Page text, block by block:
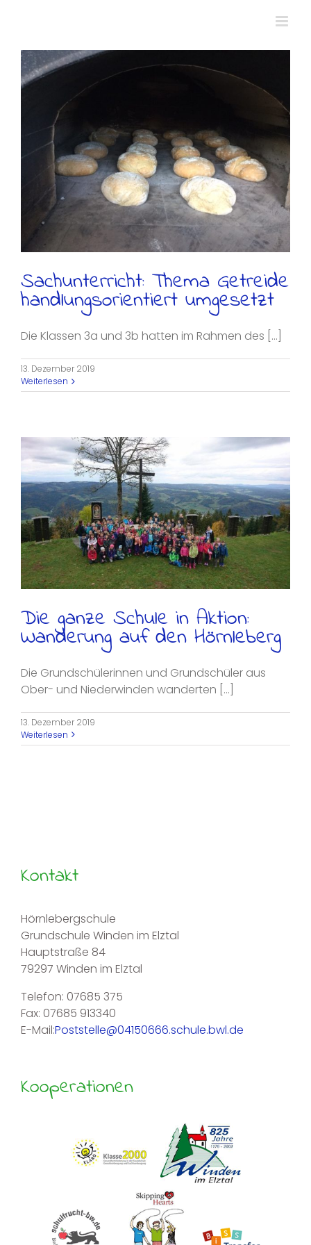
Sachunterricht: Thema Getreide
handlungsorientiert umgesetzt
Die Klassen 3a und 3b hatten im Rahmen des [...]
13. Dezember 2019
Weiterlesen
Die ganze Schule in Aktion:
Wanderung auf den Hörnleberg
Die Grundschülerinnen und Grundschüler aus
Ober- und Niederwinden wanderten [...]
13. Dezember 2019
Weiterlesen
Kontakt
Hörnlebergschule
Grundschule Winden im Elztal
Hauptstraße 84
79297 Winden im Elztal
Telefon: 07685 375
Fax: 07685 913340
E-Mail:Poststelle@04150666.schule.bwl.de
Kooperationen